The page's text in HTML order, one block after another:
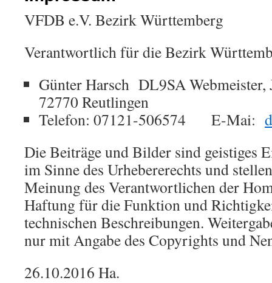
VFDB e.V. Bezirk Württemberg
Verantwortlich für die Bezirk
Günter Harsch DL9SA Webmeister,
72770 Reutlingen
Telefon: 07121-506574 E-Mai:
Die Beiträge und Bilder sind geistiges
im Sinne des Urhebererechts und
Meinung des Verantwortlichen der
Haftung für die Funktion und
technischen Beschreibungen.
nur mit Angabe des Copyrights und
26.10.2016 Ha.